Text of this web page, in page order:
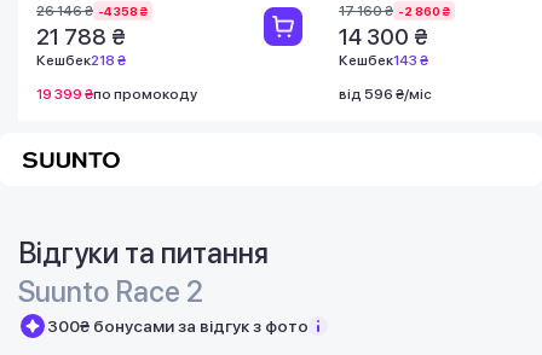
26 146 ₴ -4 358 ₴
21 788 ₴
Кешбек218 ₴
19 399 ₴по промокоду
17 160 ₴ -2 860 ₴
14 300 ₴
Кешбек143 ₴
від 596 ₴/міс
Відгуки та питання
Suunto Race 2
300₴ бонусами за відгук з фото